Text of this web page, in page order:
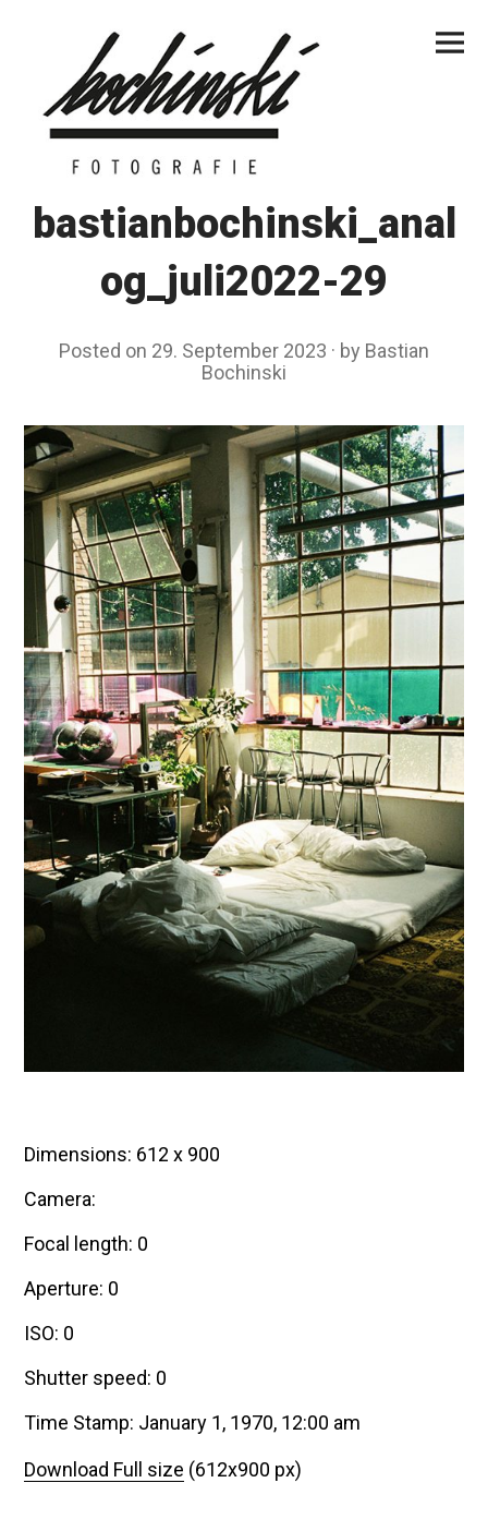
Menu
bastianbochinski_anal
og_juli2022-29
Posted on 29. September 2023 by Bastian
Bochinski
Dimensions: 612 x 900
Camera:
Focal length: 0
Aperture: 0
ISO: 0
Shutter speed: 0
Time Stamp: January 1, 1970, 12:00 am
Download Full size (612x900 px)